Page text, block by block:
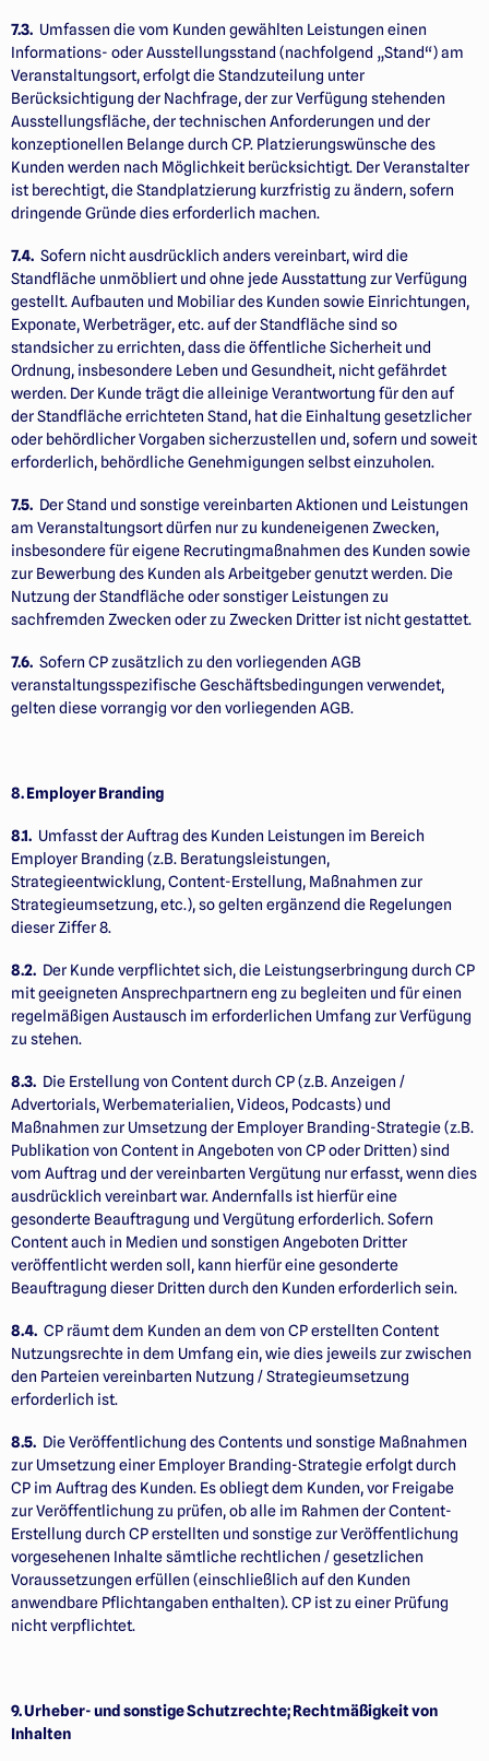
7.3. Umfassen die vom Kunden gewählten Leistungen einen
Informations- oder Ausstellungsstand (nachfolgend „Stand“) am
Veranstaltungsort, erfolgt die Standzuteilung unter
Berücksichtigung der Nachfrage, der zur Verfügung stehenden
Ausstellungsfläche, der technischen Anforderungen und der
konzeptionellen Belange durch CP. Platzierungswünsche des
Kunden werden nach Möglichkeit berücksichtigt. Der Veranstalter
ist berechtigt, die Standplatzierung kurzfristig zu ändern, sofern
dringende Gründe dies erforderlich machen.
7.4. Sofern nicht ausdrücklich anders vereinbart, wird die
Standfläche unmöbliert und ohne jede Ausstattung zur Verfügung
gestellt. Aufbauten und Mobiliar des Kunden sowie Einrichtungen,
Exponate, Werbeträger, etc. auf der Standfläche sind so
standsicher zu errichten, dass die öffentliche Sicherheit und
Ordnung, insbesondere Leben und Gesundheit, nicht gefährdet
werden. Der Kunde trägt die alleinige Verantwortung für den auf
der Standfläche errichteten Stand, hat die Einhaltung gesetzlicher
oder behördlicher Vorgaben sicherzustellen und, sofern und soweit
erforderlich, behördliche Genehmigungen selbst einzuholen.
7.5. Der Stand und sonstige vereinbarten Aktionen und Leistungen
am Veranstaltungsort dürfen nur zu kundeneigenen Zwecken,
insbesondere für eigene Recrutingmaßnahmen des Kunden sowie
zur Bewerbung des Kunden als Arbeitgeber genutzt werden. Die
Nutzung der Standfläche oder sonstiger Leistungen zu
sachfremden Zwecken oder zu Zwecken Dritter ist nicht gestattet.
7.6. Sofern CP zusätzlich zu den vorliegenden AGB
veranstaltungsspezifische Geschäftsbedingungen verwendet,
gelten diese vorrangig vor den vorliegenden AGB.
8. Employer Branding
8.1. Umfasst der Auftrag des Kunden Leistungen im Bereich
Employer Branding (z.B. Beratungsleistungen,
Strategieentwicklung, Content-Erstellung, Maßnahmen zur
Strategieumsetzung, etc.), so gelten ergän­zend die Regelungen
dieser Ziffer 8.
8.2. Der Kunde verpflichtet sich, die Leistungserbringung durch CP
mit geeigneten Ansprechpartnern eng zu begleiten und für einen
regelmäßigen Austausch im erforderlichen Umfang zur Verfügung
zu stehen.
8.3. Die Erstellung von Content durch CP (z.B. Anzeigen /
Advertorials, Werbematerialien, Videos, Podcasts) und
Maßnahmen zur Umsetzung der Employer Branding-Strategie (z.B.
Publikation von Content in Angeboten von CP oder Dritten) sind
vom Auftrag und der vereinbarten Vergütung nur erfasst, wenn dies
ausdrücklich vereinbart war. Andernfalls ist hierfür eine
gesonderte Beauftragung und Vergütung erfor­der­­lich. Sofern
Content auch in Medien und sonstigen Angeboten Dritter
veröffentlicht werden soll, kann hierfür eine gesonderte
Beauftragung dieser Dritten durch den Kunden erforderlich sein.
8.4. CP räumt dem Kunden an dem von CP erstellten Content
Nutzungsrechte in dem Umfang ein, wie dies jeweils zur zwischen
den Parteien vereinbarten Nutzung / Strategieumsetzung
erforderlich ist.
8.5. Die Veröffentlichung des Contents und sonstige Maßnahmen
zur Umsetzung einer Employer Branding-Strategie erfolgt durch
CP im Auftrag des Kunden. Es obliegt dem Kunden, vor Freigabe
zur Veröffentlichung zu prüfen, ob alle im Rahmen der Content-
Erstellung durch CP erstellten und sonstige zur Veröffentlichung
vorgesehenen Inhalte sämtliche rechtlichen / gesetzlichen
Voraussetzungen erfüllen (einschließlich auf den Kunden
anwendbare Pflichtangaben enthalten). CP ist zu einer Prüfung
nicht verpflichtet.
9. Urheber- und sonstige Schutzrechte; Rechtmäßigkeit von
Inhalten